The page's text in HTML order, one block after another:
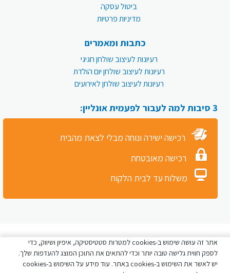
ביטול עסקה
מדיניות פרטיות
כתבות ומאמרים
רעיונות לעיצוב שולחן חגיגי
רעיונות לעיצוב שולחן יום הולדת
רעיונות לעיצוב שולחן לאירועים
3 סיבות למה לעבור לפעמית אונליין:
רכישה ישירה ונוחה מבלי לצאת מהבית
רכישה מאובטחת
משלוח עד לבית הלקוח
כל הזכויות שמורות לפעמית סטור © 2026אתר זה עושה שימוש ב-cookies למטרות סטטיסטיקה, איפיון ושיווק, כדי
לספק חווית גלישה טובה יותר וכדי להתאים את התוכן המוצג להעדפות שלך.
יש לאשר את השימוש ב-cookies באתר. עוד מידע על השימוש ב-cookies